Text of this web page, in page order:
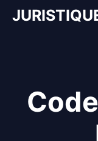
Aller